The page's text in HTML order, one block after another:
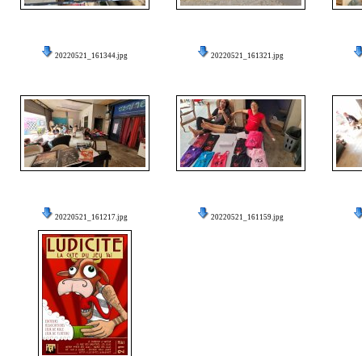
20220521_161344.jpg 20220521_161321.jpg
20220521_161217.jpg 20220521_161159.jpg